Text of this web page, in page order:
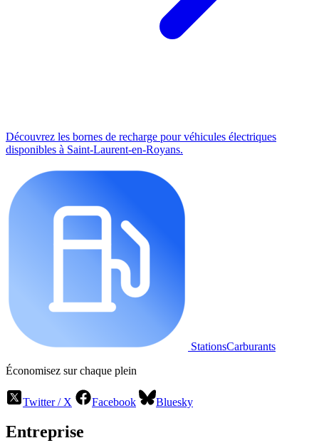
Découvrez les bornes de recharge pour véhicules électriques
disponibles à Saint-Laurent-en-Royans.
StationsCarburants
Économisez sur chaque plein
Twitter / X Facebook Bluesky
Entreprise